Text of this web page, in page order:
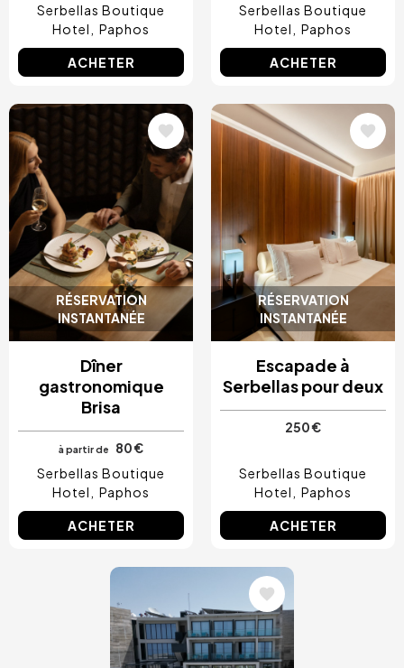
Serbellas Boutique
Hotel
Paphos
ACHETER
Serbellas Boutique
Hotel
Paphos
ACHETER
RÉSERVATION
INSTANTANÉE
Image
Dîner
gastronomique
Brisa
à partir de
80 €
Serbellas Boutique
Hotel
Paphos
ACHETER
RÉSERVATION
INSTANTANÉE
Image
Escapade à
Serbellas pour deux
250 €
Serbellas Boutique
Hotel
Paphos
ACHETER
Image